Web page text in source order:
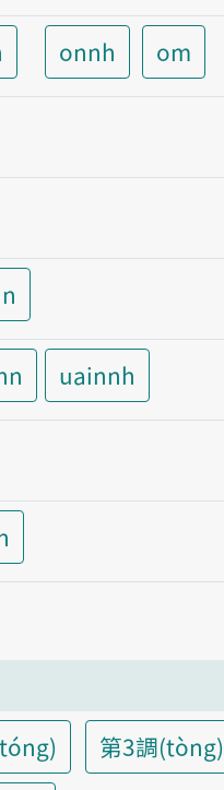
onnh om
uainnh
第3調(tòng)